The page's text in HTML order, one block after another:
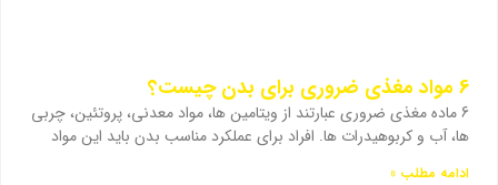
6 مواد مغذی ضروری برای بدن چیست؟
6 ماده مغذی ضروری عبارتند از ویتامین ها، مواد معدنی، پروتئین، چربی
ها، آب و کربوهیدرات ها. افراد برای عملکرد مناسب بدن باید این مواد
ادامه مطلب »